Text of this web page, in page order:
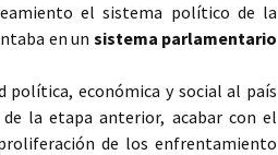
el sistema político de la
en un sistema parlamentario
política, económica y social al país
la etapa anterior, acabar con el
de los enfrentamiento